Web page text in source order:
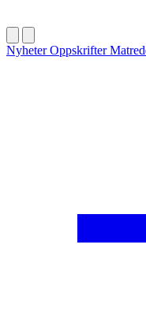
NyheterOppskrifter